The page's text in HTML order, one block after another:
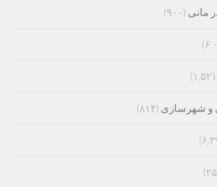
مانی (۹۰۰)
و شهرسازی (۸۱۴)